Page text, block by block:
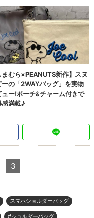
3
スマホショルダーバッグ
#ショルダーバッグ